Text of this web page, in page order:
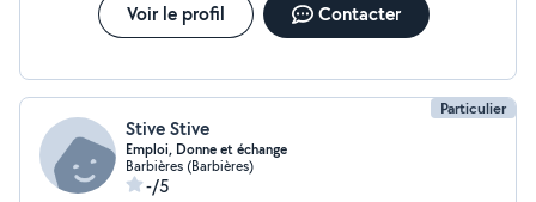
Voir le profil Contacter
Particulier
Stive Stive
Emploi, Donne et échange
Barbières (Barbières)
-/5